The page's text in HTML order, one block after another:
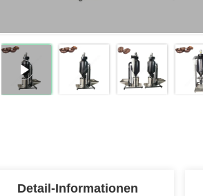
Detail-Informationen